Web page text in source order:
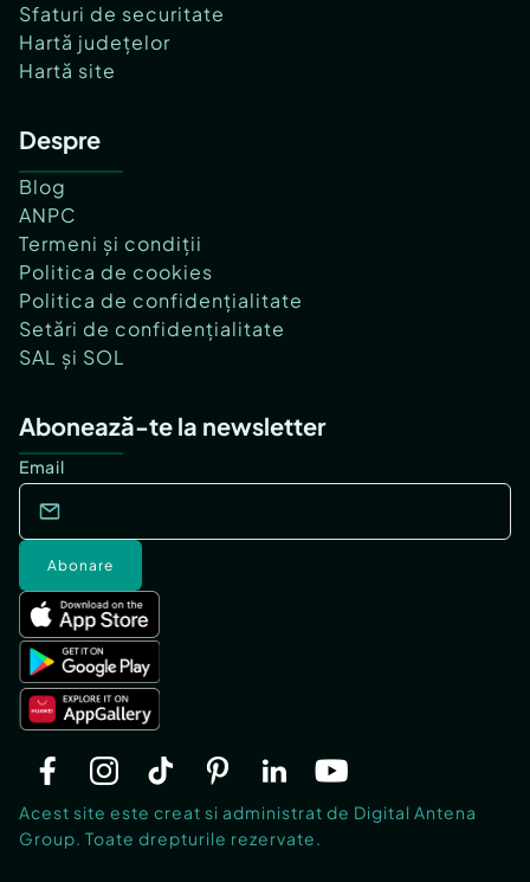
Sfaturi de securitate
Hartă județelor
Hartă site
Despre
Blog
ANPC
Termeni și condiții
Politica de cookies
Politica de confidențialitate
Setări de confidențialitate
SAL și SOL
Abonează-te la newsletter
Email
Abonare
Acest site este creat si administrat de Digital Antena
Group. Toate drepturile rezervate.